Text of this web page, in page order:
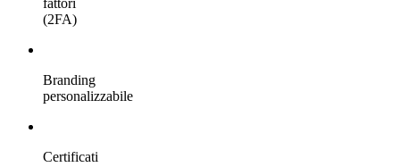
(2FA)
Branding
personalizzabile
Certificati